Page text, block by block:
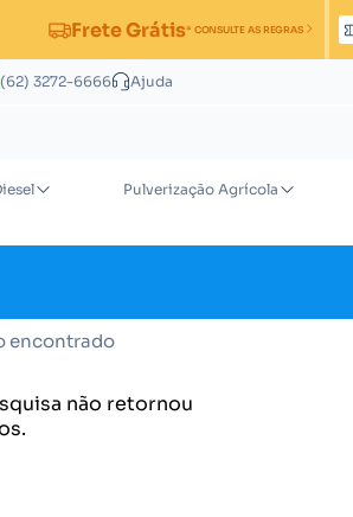
Frete Grátis* CONSULTE AS REGRAS
(62) 3272-6666 Ajuda
Pulverização Agrícola
encontrado
não retornou